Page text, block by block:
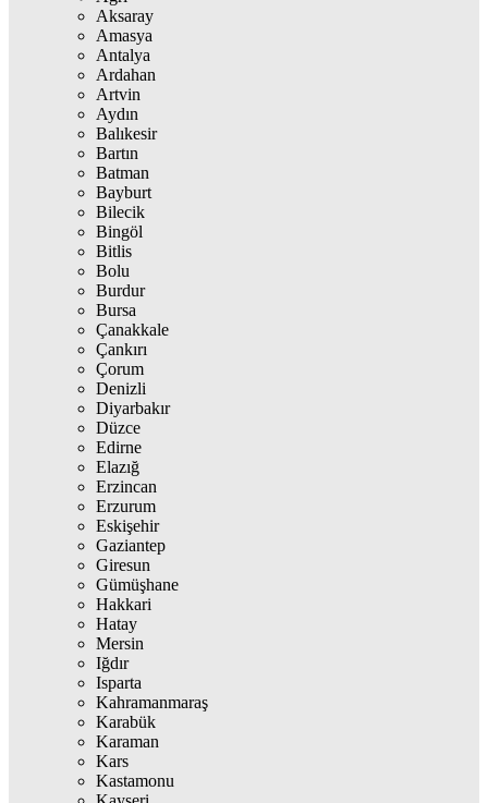
Aksaray
Amasya
Antalya
Ardahan
Artvin
Aydın
Balıkesir
Bartın
Batman
Bayburt
Bilecik
Bingöl
Bitlis
Bolu
Burdur
Bursa
Çanakkale
Çankırı
Çorum
Denizli
Diyarbakır
Düzce
Edirne
Elazığ
Erzincan
Erzurum
Eskişehir
Gaziantep
Giresun
Gümüşhane
Hakkari
Hatay
Mersin
Iğdır
Isparta
Kahramanmaraş
Karabük
Karaman
Kars
Kastamonu